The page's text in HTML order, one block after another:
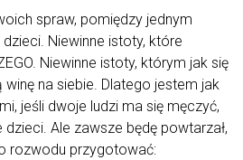
spraw, pomiędzy jednym
Niewinne istoty, które
Niewinne istoty, którym jak się
winę na siebie. Dlatego jestem jak
jeśli dwoje ludzi ma się męczyć,
Ale zawsze będę powtarzał,
rozwodu przygotować: